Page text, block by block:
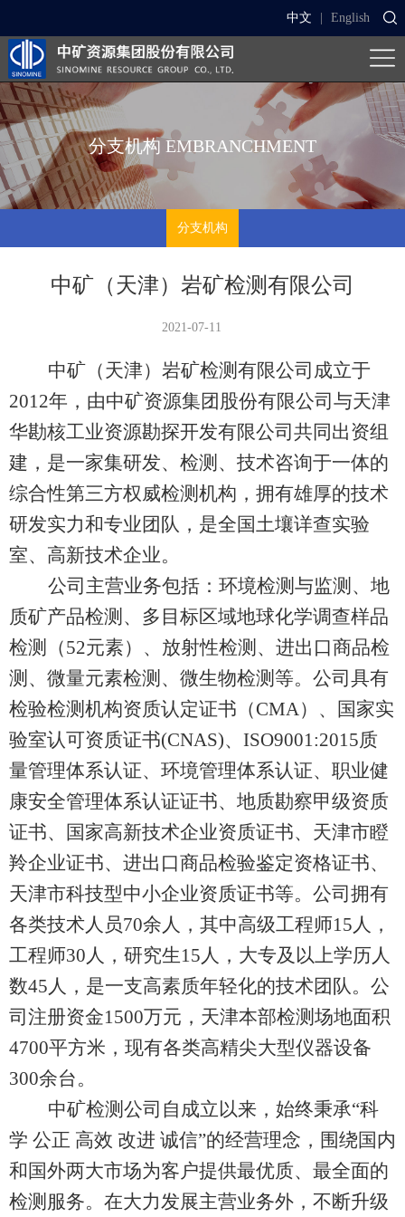
中文 English
分支机构 EMBRANCHMENT
分支机构
中矿（天津）岩矿检测有限公司
2021-07-11
中矿（天津）岩矿检测有限公司成立于
2012年，由中矿资源集团股份有限公司与天津
华勘核工业资源勘探开发有限公司共同出资组
建，是一家集研发、检测、技术咨询于一体的
综合性第三方权威检测机构，拥有雄厚的技术
研发实力和专业团队，是全国土壤详查实验
室、高新技术企业。
公司主营业务包括：环境检测与监测、地
质矿产品检测、多目标区域地球化学调查样品
检测（52元素）、放射性检测、进出口商品检
测、微量元素检测、微生物检测等。公司具有
检验检测机构资质认定证书（CMA）、国家实
验室认可资质证书(CNAS)、ISO9001:2015质
量管理体系认证、环境管理体系认证、职业健
康安全管理体系认证证书、地质勘察甲级资质
证书、国家高新技术企业资质证书、天津市瞪
羚企业证书、进出口商品检验鉴定资格证书、
天津市科技型中小企业资质证书等。公司拥有
各类技术人员70余人，其中高级工程师15人，
工程师30人，研究生15人，大专及以上学历人
数45人，是一支高素质年轻化的技术团队。公
司注册资金1500万元，天津本部检测场地面积
4700平方米，现有各类高精尖大型仪器设备
300余台。
中矿检测公司自成立以来，始终秉承“科
学 公正 高效 改进 诚信”的经营理念，围绕国内
和国外两大市场为客户提供最优质、最全面的
检测服务。在大力发展主营业务外，不断升级